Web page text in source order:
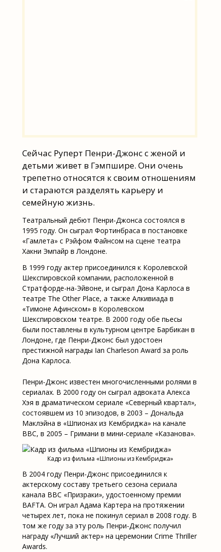
Сейчас Руперт Пенри-Джонс с женой и
детьми живет в Гэмпшире. Они очень
трепетно относятся к своим отношениям
и стараются разделять карьеру и
семейную жизнь.
Театральный дебют Пенри-Джонса состоялся в
1995 году. Он сыграл Фортинбраса в постановке
«Гамлета» с Рэйфом Файнсом на сцене театра
Хакни Эмпайр в Лондоне.
В 1999 году актер присоединился к Королевской
Шекспировской компании, расположенной в
Стратфорде-на-Эйвоне, и сыграл Дона Карлоса в
театре The Other Place, а также Алкивиада в
«Тимоне Афинском» в Королевском
Шекспировском театре. В 2000 году обе пьесы
были поставлены в культурном центре Барбикан в
Лондоне, где Пенри-Джонс был удостоен
престижной награды Ian Charleson Award за роль
Дона Карлоса.
Пенри-Джонс известен многочисленными ролями в
сериалах. В 2000 году он сыграл адвоката Алекса
Хэя в драматическом сериале «Северный квартал»,
состоявшем из 10 эпизодов, в 2003 – Дональда
Маклэйна в «Шпионах из Кембриджа» на канале
BBC, в 2005 – Гримани в мини-сериале «Казанова».
Кадр из фильма «Шпионы из Кембриджа»
В 2004 году Пенри-Джонс присоединился к
актерскому составу третьего сезона сериала
канала BBC «Призраки», удостоенному премии
BAFTA. Он играл Адама Картера на протяжении
четырех лет, пока не покинул сериал в 2008 году. В
том же году за эту роль Пенри-Джонс получил
награду «Лучший актер» на церемонии Crime Thriller
Awards.